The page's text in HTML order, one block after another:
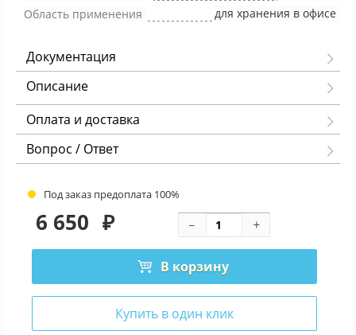
Область применения
для хранения в офисе
Документация
Описание
Оплата и доставка
Вопрос / Ответ
Под заказ предоплата 100%
6 650 ₽
В корзину
Купить в один клик